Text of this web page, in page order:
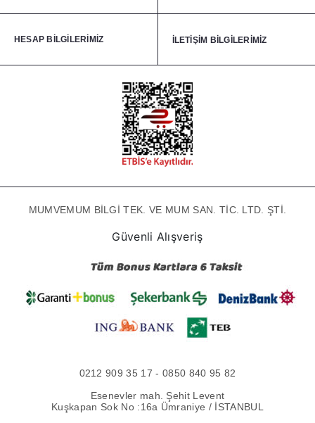
HESAP BİLGİLERİMİZ İLETİŞİM BİLGİLERİMİZ
MUMVEMUM BİLGİ TEK. VE MUM SAN. TİC. LTD. ŞTİ.
Güvenli Alışveriş
0212 909 35 17 - 0850 840 95 82
Esenevler mah. Şehit Levent
Kuşkapan Sok No :16a Ümraniye / İSTANBUL